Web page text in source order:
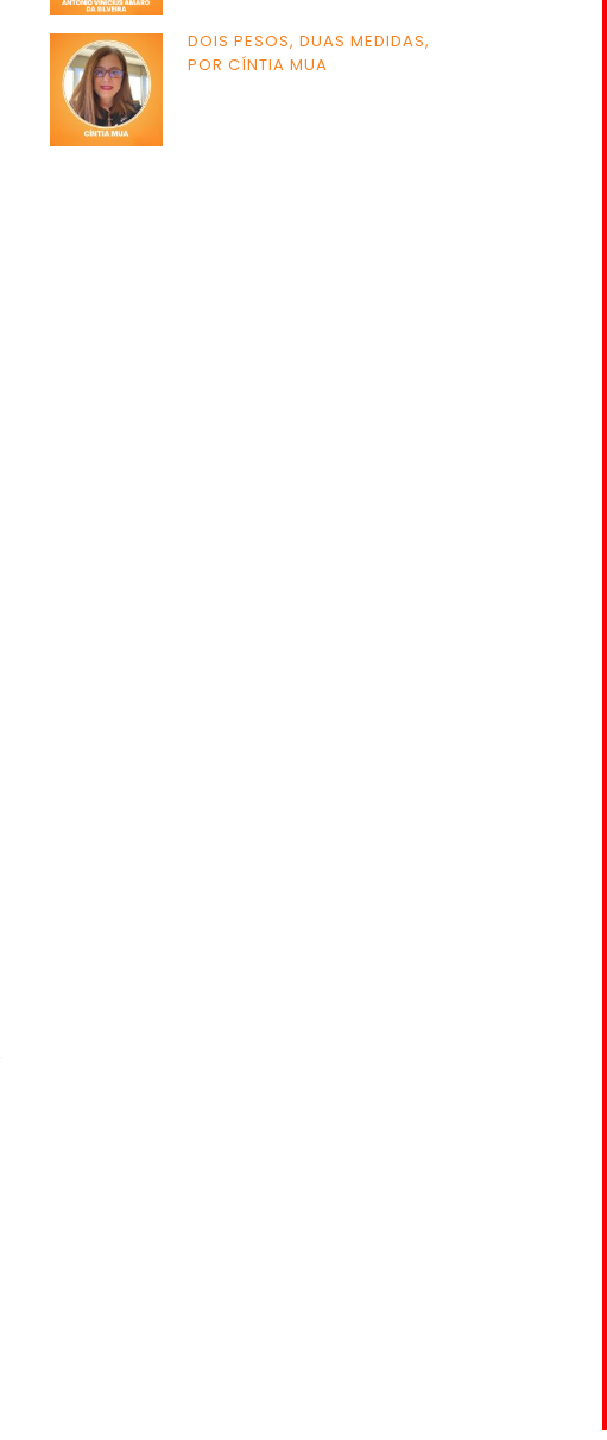
DOIS PESOS, DUAS MEDIDAS,
POR CÍNTIA MUA